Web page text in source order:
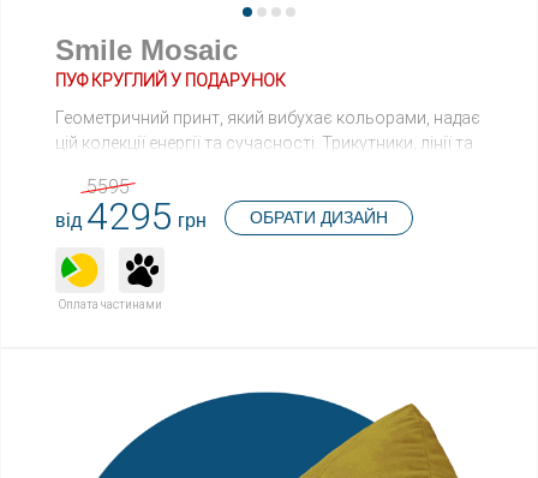
Smile Mosaic
ПУФ КРУГЛИЙ У ПОДАРУНОК
Геометричний принт, який вибухає кольорами, надає
цій колекції енергії та сучасності. Трикутники, лінії та
враження руху та динаміки.
ОБРАТИ ДИЗАЙН
від
5595
4295 грн
Оплата частинами